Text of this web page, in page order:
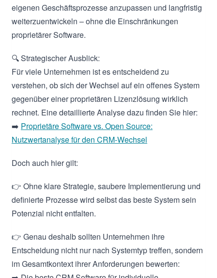
eigenen Geschäftsprozesse anzupassen und langfristig
weiterzuentwickeln – ohne die Einschränkungen
proprietärer Software.
🔍 Strategischer Ausblick:
Für viele Unternehmen ist es entscheidend zu
verstehen, ob sich der Wechsel auf ein offenes System
gegenüber einer proprietären Lizenzlösung wirklich
rechnet. Eine detaillierte Analyse dazu finden Sie hier:
➡️ Proprietäre Software vs. Open Source:
Nutzwertanalyse für den CRM-Wechsel
Doch auch hier gilt:
👉 Ohne klare Strategie, saubere Implementierung und
definierte Prozesse wird selbst das beste System sein
Potenzial nicht entfalten.
👉 Genau deshalb sollten Unternehmen ihre
Entscheidung nicht nur nach Systemtyp treffen, sondern
im Gesamtkontext ihrer Anforderungen bewerten: